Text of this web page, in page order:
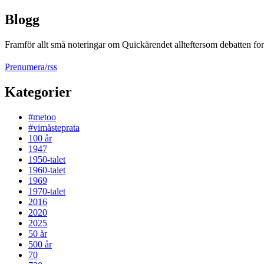
Blogg
Framför allt små noteringar om Quickärendet allteftersom debatten
Prenumera/rss
Kategorier
#metoo
#vimåsteprata
100 år
1947
1950-talet
1960-talet
1969
1970-talet
2016
2020
2025
50 år
500 år
70